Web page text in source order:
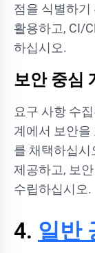
점을 식별하기
활용하고, CI/
하십시오.
보안 중심
요구 사항 수
계에서 보안을
를 채택하십
제공하고, 보
수립하십시오.
4. 일반